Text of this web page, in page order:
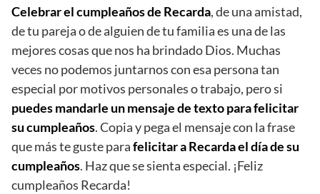
Celebrar el cumpleaños de Recarda, de una amistad,
de tu pareja o de alguien de tu familia es una de las
mejores cosas que nos ha brindado Dios. Muchas
veces no podemos juntarnos con esa persona tan
especial por motivos personales o trabajo, pero si
puedes mandarle un mensaje de texto para felicitar
su cumpleaños. Copia y pega el mensaje con la frase
que más te guste parafelicitar a Recarda el día de su
cumpleaños. Haz que se sienta especial. ¡Feliz
cumpleaños Recarda!